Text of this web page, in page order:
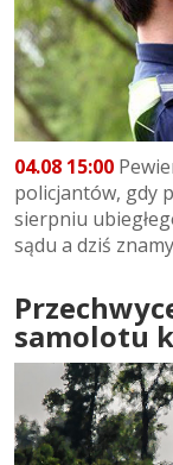
04.08 15:00
policjantów, gdy
sierpniu
sądu a dziś
samolotu